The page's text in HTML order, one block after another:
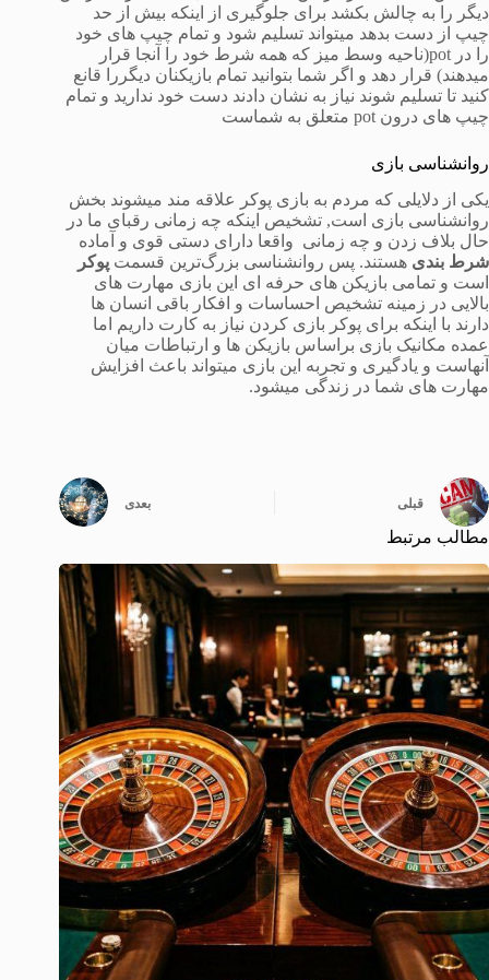
دیگر را به چالش بکشد برای جلوگیری از اینکه بیش از حد
چیپ از دست بدهد میتواند تسلیم شود و تمام چیپ های خود
را در pot(ناحیه وسط میز که همه شرط خود را آنجا قرار
میدهند) قرار دهد و اگر شما بتوانید تمام بازیکنان دیگررا قانع
کنید تا تسلیم شوند نیاز به نشان دادند دست خود ندارید و تمام
چیپ های درون pot متعلق به شماست
روانشناسی بازی
یکی از دلایلی که مردم به بازی پوکر علاقه مند میشوند بخش
روانشناسی بازی است, تشخیص اینکه چه زمانی رقبای ما در
حال بلاف زدن و چه زمانی واقعا دارای دستی قوی و آماده
شرط بندی هستند. پس روانشناسی بزرگ‌ترین قسمت پوکر
است و تمامی بازیکن های حرفه ای این بازی مهارت های
بالایی در زمینه تشخیص احساسات و افکار باقی انسان ها
دارند با اینکه برای پوکر بازی کردن نیاز به کارت داریم اما
عمده مکانیک بازی براساس بازیکن ها و ارتباطات میان
آنهاست و یادگیری و تجربه این بازی میتواند باعث افزایش
مهارت های شما در زندگی میشود.
قبلی بعدی
مطالب مرتبط